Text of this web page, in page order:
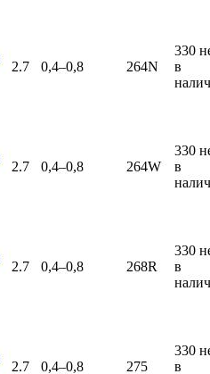
2.7 0,4–0,8 264N
330
в
2.7 0,4–0,8 264W
330
в
2.7 0,4–0,8 268R
330
в
2.7 0,4–0,8 275
330
в